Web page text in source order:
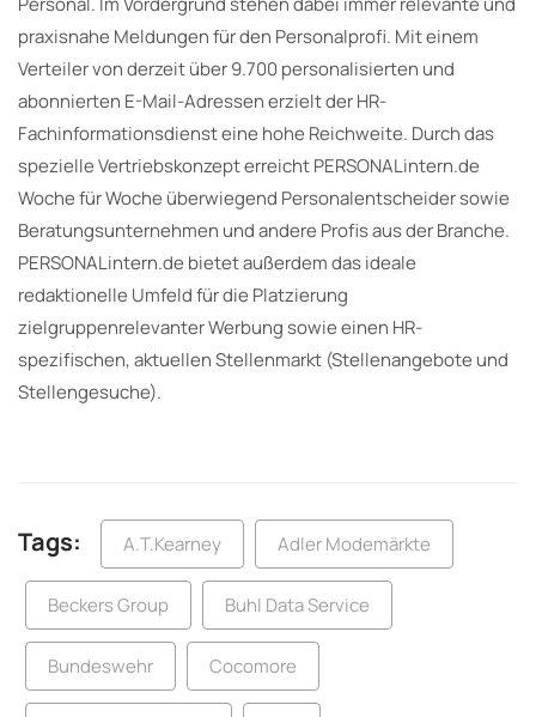
praxisnahe Meldungen für den Personalprofi. Mit einem
Verteiler von derzeit über 9.700 personalisierten und
abonnierten E-Mail-Adressen erzielt der HR-
Fachinformationsdienst eine hohe Reichweite. Durch das
spezielle Vertriebskonzept erreicht PERSONALintern.de
Woche für Woche überwiegend Personalentscheider sowie
Beratungsunternehmen und andere Profis aus der Branche.
PERSONALintern.de bietet außerdem das ideale
redaktionelle Umfeld für die Platzierung
zielgruppenrelevanter Werbung sowie einen HR-
spezifischen, aktuellen Stellenmarkt (Stellenangebote und
Stellengesuche).
Tags: A.T.Kearney Adler Modemärkte
Beckers Group Buhl Data Service
Bundeswehr Cocomore